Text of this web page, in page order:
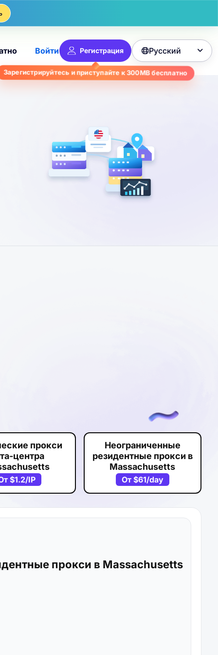
Войти Регистрация
Зарегистрируйтесь и приступайте к300MBбесплатно
Русский 
прокси
центра
$1.2/IP
Неограниченные
резидентные прокси в
Massachusetts
От $61/day
прокси в Massachusetts